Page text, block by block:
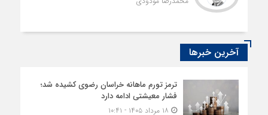
آخرین خبرها
ترمز تورم ماهانه خراسان رضوی کشیده شد؛
فشار معیشتی ادامه دارد